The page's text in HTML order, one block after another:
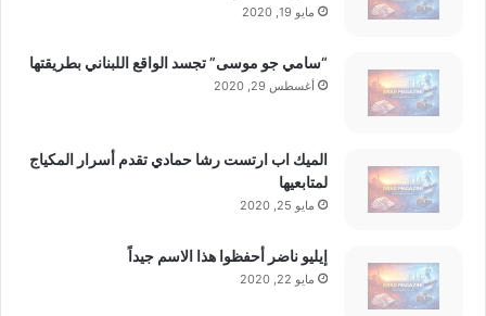
مايو 19, 2020
“سامي جو موسى” تجسد الواقع اللبناني بطريقتها
أغسطس 29, 2020
الميك اب ارتست رشا حمادي تقدم أسرار المكياج
لمتابعيها
مايو 25, 2020
إيليو ناضر أحفظوا هذا الاسم جيداً
مايو 22, 2020